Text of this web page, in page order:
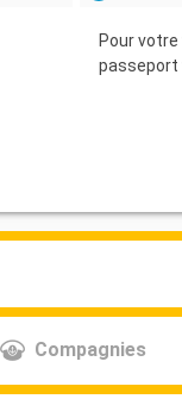
Pour
passeport
Compagnies